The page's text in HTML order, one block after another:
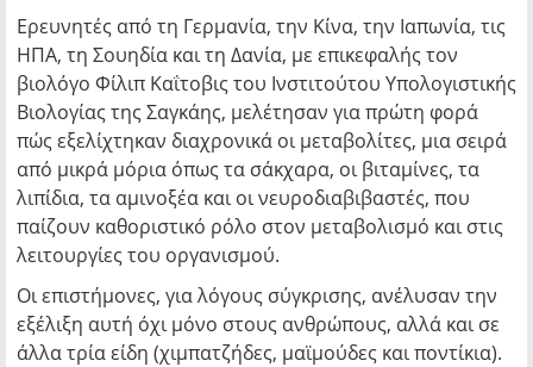
Ερευνητές από τη Γερμανία, την Κίνα, την Ιαπωνία, τις
ΗΠΑ, τη Σουηδία και τη Δανία, με επικεφαλής τον
βιολόγο Φίλιπ Καΐτοβις του Ινστιτούτου Υπολογιστικής
Βιολογίας της Σαγκάης, μελέτησαν για πρώτη φορά
πώς εξελίχτηκαν διαχρονικά οι μεταβολίτες, μια σειρά
από μικρά μόρια όπως τα σάκχαρα, οι βιταμίνες, τα
λιπίδια, τα αμινοξέα και οι νευροδιαβιβαστές, που
παίζουν καθοριστικό ρόλο στον μεταβολισμό και στις
λειτουργίες του οργανισμού.
Οι επιστήμονες, για λόγους σύγκρισης, ανέλυσαν την
εξέλιξη αυτή όχι μόνο στους ανθρώπους, αλλά και σε
άλλα τρία είδη (χιμπατζήδες, μαϊμούδες και ποντίκια).